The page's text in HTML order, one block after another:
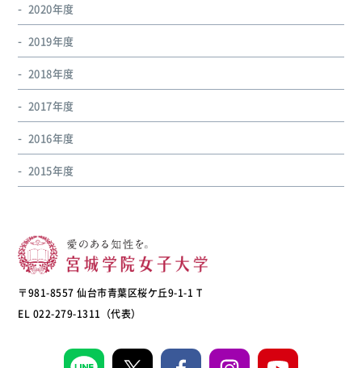
2020年度
2019年度
2018年度
2017年度
2016年度
2015年度
〒981-8557 仙台市青葉区桜ケ丘9-1-1 T
EL 022-279-1311（代表）